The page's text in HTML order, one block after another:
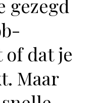
gezegd
of dat je
Maar